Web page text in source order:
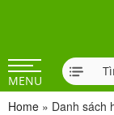
MENU
Home » Danh sách